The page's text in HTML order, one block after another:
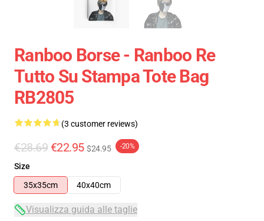
Ranboo Borse - Ranboo Re
Tutto Su Stampa Tote Bag
RB2805
(3 customer reviews)
€28.69 €22.95 $24.95 -20%
Size
35x35cm
40x40cm
Visualizza guida alle taglie